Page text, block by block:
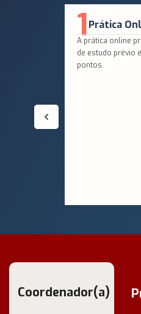
1Prática
A prática online
de estudo prévio
pontos.
Coordenador(a)